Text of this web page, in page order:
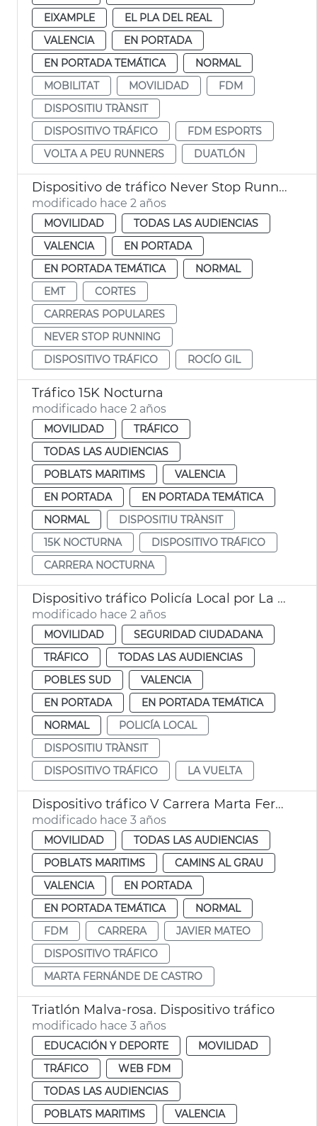
EIXAMPLE
EL PLA DEL REAL
VALENCIA
EN PORTADA
EN PORTADA TEMÁTICA
NORMAL
MOBILITAT
MOVILIDAD
FDM
DISPOSITIU TRÀNSIT
DISPOSITIVO TRÁFICO
FDM ESPORTS
VOLTA A PEU RUNNERS
DUATLÓN
Dispositivo de tráfico Never Stop Running
modificado hace 2 años
MOVILIDAD
TODAS LAS AUDIENCIAS
VALENCIA
EN PORTADA
EN PORTADA TEMÁTICA
NORMAL
EMT
CORTES
CARRERAS POPULARES
NEVER STOP RUNNING
DISPOSITIVO TRÁFICO
ROCÍO GIL
Tráfico 15K Nocturna
modificado hace 2 años
MOVILIDAD
TRÁFICO
TODAS LAS AUDIENCIAS
POBLATS MARITIMS
VALENCIA
EN PORTADA
EN PORTADA TEMÁTICA
NORMAL
DISPOSITIU TRÀNSIT
15K NOCTURNA
DISPOSITIVO TRÁFICO
CARRERA NOCTURNA
Dispositivo tráfico Policía Local por La Vuelta
modificado hace 2 años
MOVILIDAD
SEGURIDAD CIUDADANA
TRÁFICO
TODAS LAS AUDIENCIAS
POBLES SUD
VALENCIA
EN PORTADA
EN PORTADA TEMÁTICA
NORMAL
POLICÍA LOCAL
DISPOSITIU TRÀNSIT
DISPOSITIVO TRÁFICO
LA VUELTA
Dispositivo tráfico V Carrera Marta Fernández
modificado hace 3 años
MOVILIDAD
TODAS LAS AUDIENCIAS
POBLATS MARITIMS
CAMINS AL GRAU
VALENCIA
EN PORTADA
EN PORTADA TEMÁTICA
NORMAL
FDM
CARRERA
JAVIER MATEO
DISPOSITIVO TRÁFICO
MARTA FERNÁNDE DE CASTRO
Triatlón Malva-rosa. Dispositivo tráfico
modificado hace 3 años
EDUCACIÓN Y DEPORTE
MOVILIDAD
TRÁFICO
WEB FDM
TODAS LAS AUDIENCIAS
POBLATS MARITIMS
VALENCIA